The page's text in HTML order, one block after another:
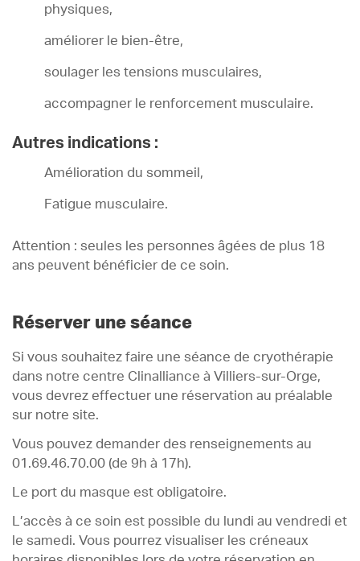
physiques,
améliorer le bien-être,
soulager les tensions musculaires,
accompagner le renforcement musculaire.
Autres indications :
Amélioration du sommeil,
Fatigue musculaire.
Attention : seules les personnes âgées de plus 18
ans peuvent bénéficier de ce soin.
Réserver une séance
Si vous souhaitez faire une séance de cryothérapie
dans notre centre Clinalliance à Villiers-sur-Orge,
vous devrez effectuer une réservation au préalable
sur notre site.
Vous pouvez demander des renseignements au
01.69.46.70.00 (de 9h à 17h).
Le port du masque est obligatoire.
L’accès à ce soin est possible du lundi au vendredi et
le samedi. Vous pourrez visualiser les créneaux